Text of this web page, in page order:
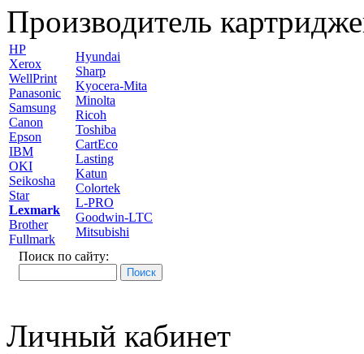
Производитель
HP
Xerox
WellPrint
Panasonic
Samsung
Canon
Epson
IBM
OKI
Seikosha
Star
Lexmark
Brother
Fullmark
Hyundai
Sharp
Kyocera-Mita
Minolta
Ricoh
Toshiba
CartEco
Lasting
Katun
Colortek
L-PRO
Goodwin-LTC
Mitsubishi
Поиск по сайту:
Личный кабинет